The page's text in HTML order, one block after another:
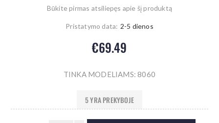
Būkite pirmas atsiliepęs apie šį produktą
Pristatymo data: 2-5 dienos
€69.49
TINKA MODELIAMS: 8060
5 YRA PREKYBOJE